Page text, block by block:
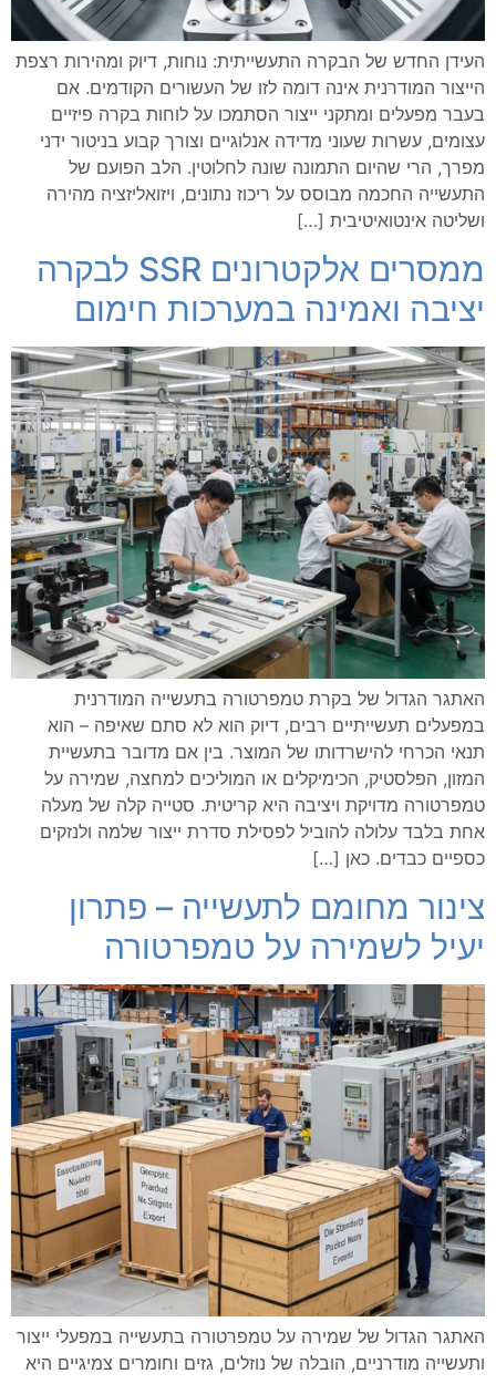
העידן החדש של הבקרה התעשייתית: נוחות, דיוק ומהירות רצפת
הייצור המודרנית אינה דומה לזו של העשורים הקודמים. אם
בעבר מפעלים ומתקני ייצור הסתמכו על לוחות בקרה פיזיים
עצומים, עשרות שעוני מדידה אנלוגיים וצורך קבוע בניטור ידני
מפרך, הרי שהיום התמונה שונה לחלוטין. הלב הפועם של
התעשייה החכמה מבוסס על ריכוז נתונים, ויזואליזציה מהירה
ושליטה אינטואיטיבית […]
ממסרים אלקטרונים SSR לבקרה
יציבה ואמינה במערכות חימום
האתגר הגדול של בקרת טמפרטורה בתעשייה המודרנית
במפעלים תעשייתיים רבים, דיוק הוא לא סתם שאיפה – הוא
תנאי הכרחי להישרדותו של המוצר. בין אם מדובר בתעשיית
המזון, הפלסטיק, הכימיקלים או המוליכים למחצה, שמירה על
טמפרטורה מדויקת ויציבה היא קריטית. סטייה קלה של מעלה
אחת בלבד עלולה להוביל לפסילת סדרת ייצור שלמה ולנזקים
כספיים כבדים. כאן […]
צינור מחומם לתעשייה – פתרון
יעיל לשמירה על טמפרטורה
האתגר הגדול של שמירה על טמפרטורה בתעשייה במפעלי ייצור
ותעשייה מודרניים, הובלה של נוזלים, גזים וחומרים צמיגיים היא